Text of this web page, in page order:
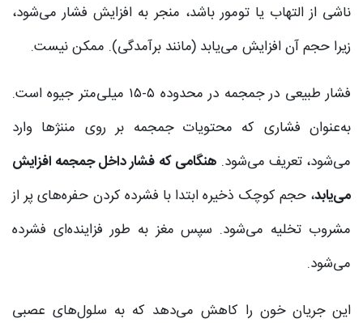
ناشی از التهاب یا تومور باشد، منجر به افزایش فشار می‌شود،
زیرا حجم آن افزایش می‌یابد (مانند برآمدگی). ممکن نیست.
فشار طبیعی در جمجمه در محدوده ۵-۱۵ میلی‌متر جیوه است.
به‌عنوان فشاری که محتویات جمجمه بر روی مننژها وارد
می‌شود، تعریف می‌شود. هنگامی که فشار داخل جمجمه افزایش
می‌یابد، حجم کوچک ذخیره ابتدا با فشرده کردن حفره‌های پر از
مشروب تخلیه می‌شود. سپس مغز به طور فزاینده‌ای فشرده
می‌شود.
این جریان خون را کاهش می‌دهد که به سلول‌های عصبی